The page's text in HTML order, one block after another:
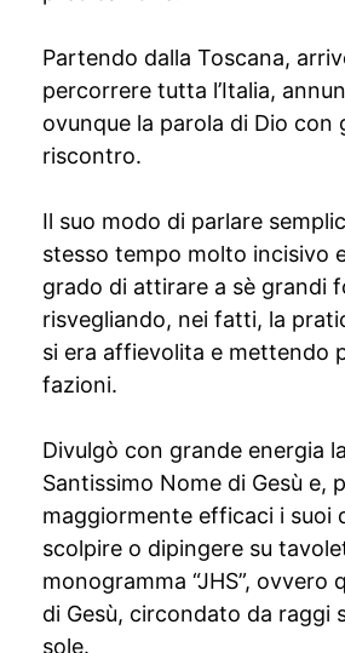
Partendo dalla Toscana,
percorrere tutta l’Italia,
ovunque la parola di Dio con
riscontro.
Il suo modo di parlare
stesso tempo molto incisivo
grado di attirare a sè grandi
risvegliando, nei fatti, la
si era affievolita e mettendo
fazioni.
Divulgò con grande energia
Santissimo Nome di Gesù e,
maggiormente efficaci i suoi
scolpire o dipingere su
monogramma “JHS”, ovvero
di Gesù, circondato da raggi
sole.